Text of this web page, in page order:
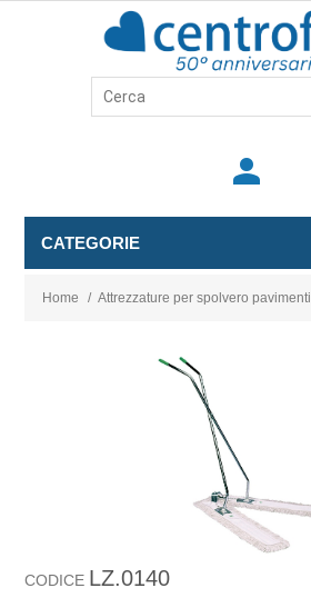
person
CATEGORIE
Home / Attrezzature per spolvero pavimenti
CODICE LZ.0140